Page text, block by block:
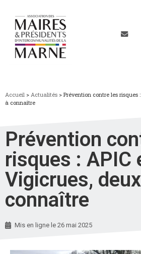
Accueil > Actualités > Prévention contre les risques
à connaître
Prévention
risques : APIC
Vigicrues,
connaître
Mis en ligne le 26 mai 2025